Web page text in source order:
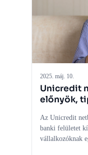
2025. máj. 10.
Unicredit
előnyök,
Az Unicredit
banki felületet
vállalkozóknak